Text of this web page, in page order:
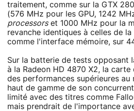
traitement, comme sur la GTX
(576 MHz pour les GPU, 1242
processorset 1000 MHz pour la
revanche identiques à celles de
comme l'interface mémoire, sur
Sur la batterie de tests opposant
à la Radeon HD 4870 X2, la
des performances supérieures au
haut de gamme de son
limité avec des titres comme
mais prendrait de l'importance